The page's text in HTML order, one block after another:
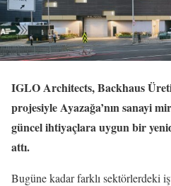
IGLO Architects, Backhaus
projesiyle Ayazağa’nın sanayi
güncel ihtiyaçlara uygun bir
attı.
Bugüne kadar farklı sektörlerdeki